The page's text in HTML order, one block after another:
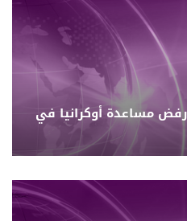
رفض مساعدة أوكرانيا في